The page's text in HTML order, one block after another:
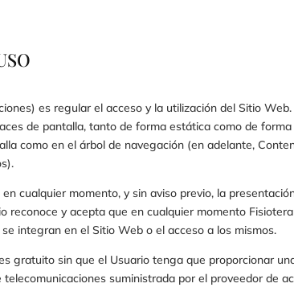
es regular el acceso y la utilización del Sitio
de pantalla, tanto de forma estática como de forma
como en el árbol de navegación (en adelante,
cualquier momento, y sin aviso previo, la
reconoce y acepta que en cualquier momento
integran en el Sitio Web o el acceso a los mismos.
gratuito sin que el Usuario tenga que proporcionar
suministrada por el proveedor de